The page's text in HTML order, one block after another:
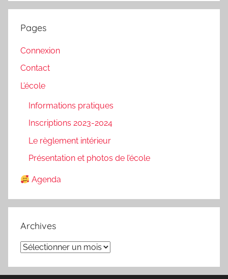
Pages
Connexion
Contact
L’école
Informations pratiques
Inscriptions 2023-2024
Le règlement intérieur
Présentation et photos de l’école
Agenda
Archives
Archives